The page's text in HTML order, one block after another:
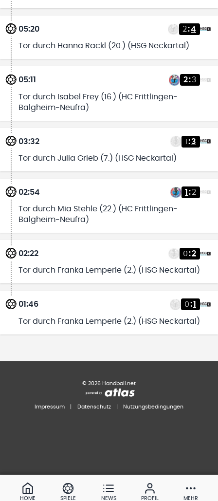
05:20 2:4
Tor durch Hanna Rackl (20.) (HSG Neckartal)
05:11 2:3
Tor durch Isabel Frey (16.) (HC Frittlingen-
Balgheim-Neufra)
03:32 1 :3
Tor durch Julia Grieb (7.) (HSG Neckartal)
02:54 1 :2
Tor durch Mia Stehle (22.) (HC Frittlingen-
Balgheim-Neufra)
02:22 0:2
Tor durch Franka Lemperle (2.) (HSG Neckartal)
01:46 0:1
Tor durch Franka Lemperle (2.) (HSG Neckartal)
© 2026 Handball.net
Impressum Datenschutz Nutzungsbedingungen
HOME SPIELE NEWS PROFIL MEHR